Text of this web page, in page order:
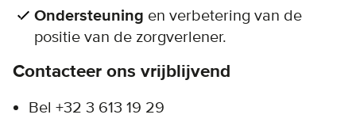
Ondersteuning en verbetering van de
positie van de zorgverlener.
Contacteer ons vrijblijvend
Bel +32 3 613 19 29